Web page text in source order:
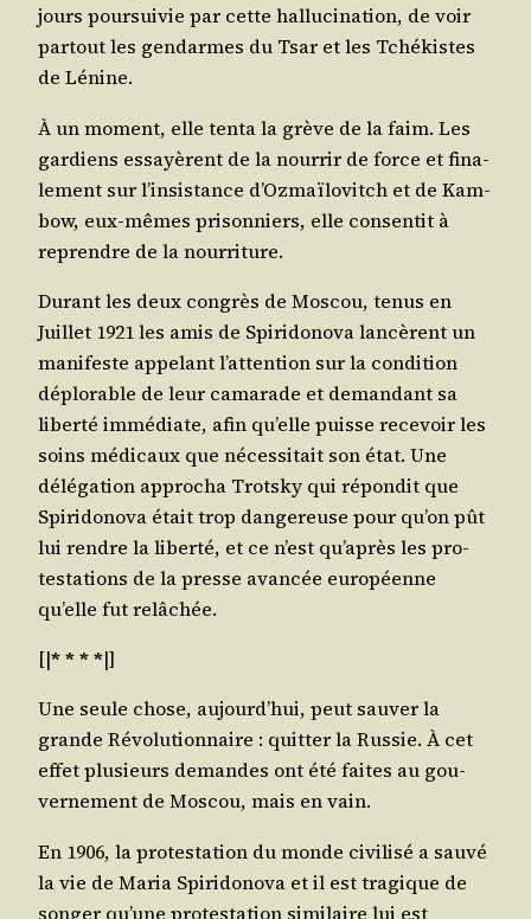
jours pour­sui­vie par cette hal­lu­ci­na­tion, de voir
par­tout les gen­darmes du Tsar et les Tché­kistes
de Lénine.
À un moment, elle ten­ta la grève de la faim. Les
gar­diens essayèrent de la nour­rir de force et fina­
le­ment sur l’insistance d’Ozmaïlovitch et de Kam­
bow, eux-mêmes pri­son­niers, elle consen­tit à
reprendre de la nourriture.
Durant les deux congrès de Mos­cou, tenus en
Juillet 1921 les amis de Spi­ri­do­no­va lan­cèrent un
mani­feste appe­lant l’attention sur la condi­tion
déplo­rable de leur cama­rade et deman­dant sa
liber­té immé­diate, afin qu’elle puisse rece­voir les
soins médi­caux que néces­si­tait son état. Une
délé­ga­tion appro­cha Trots­ky qui répon­dit que
Spi­ri­do­no­va était trop dan­ge­reuse pour qu’on pût
lui rendre la liber­té, et ce n’est qu’après les pro­
tes­ta­tions de la presse avan­cée euro­péenne
qu’elle fut relâchée.
[|* * * *|]
Une seule chose, aujourd’hui, peut sau­ver la
grande Révo­lu­tion­naire : quit­ter la Rus­sie. À cet
effet plu­sieurs demandes ont été faites au gou­
ver­ne­ment de Mos­cou, mais en vain.
En 1906, la pro­tes­ta­tion du monde civi­li­sé a sau­vé
la vie de Maria Spi­ri­do­no­va et il est tra­gique de
son­ger qu’une pro­tes­ta­tion simi­laire lui est